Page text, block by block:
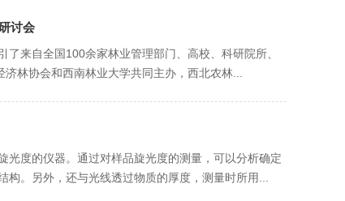
讨会
全国100余家林业管理部门、高校、科研院所、
协会和西南林业大学共同主办，西北农林...
度的仪器。通过对样品旋光度的测量，可以分析确定
。另外，还与光线透过物质的厚度，测量时所用...